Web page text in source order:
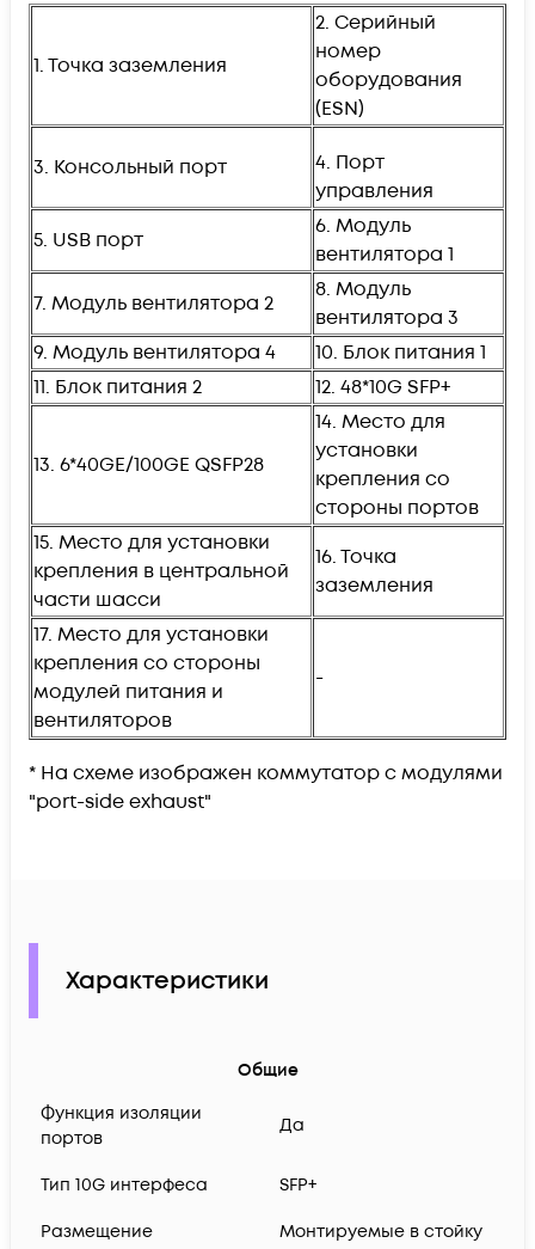
1. Точка заземления
2. Серийный
номер
оборудования
(ESN)
3. Консольный порт
4. Порт
управления
5. USB порт
6. Модуль
вентилятора 1
7. Модуль вентилятора 2
8. Модуль
вентилятора 3
9. Модуль вентилятора 4
10. Блок питания 1
11. Блок питания 2
12. 48*10G SFP+
13. 6*40GE/100GE QSFP28
14. Место для
установки
крепления со
стороны портов
15. Место для установки
крепления в центральной
части шасси
16. Точка
заземления
17. Место для установки
крепления со стороны
модулей питания и
вентиляторов
-
* На схеме изображен коммутатор с модулями
"port-side exhaust"
Характеристики
Общие
Функция изоляции
портов
Да
Тип 10G интерфеса SFP+
Размещение Монтируемые в стойку